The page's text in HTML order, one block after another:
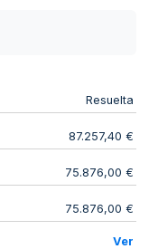
Resuelta
87.257,40 €
75.876,00 €
75.876,00 €
Ver